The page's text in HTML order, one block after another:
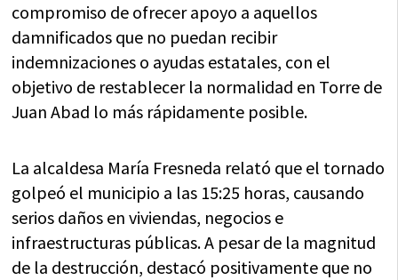
compromiso de ofrecer apoyo a aquellos
damnificados que no puedan recibir
indemnizaciones o ayudas estatales, con el
objetivo de restablecer la normalidad en Torre de
Juan Abad lo más rápidamente posible.
La alcaldesa María Fresneda relató que el tornado
golpeó el municipio a las 15:25 horas, causando
serios daños en viviendas, negocios e
infraestructuras públicas. A pesar de la magnitud
de la destrucción, destacó positivamente que no